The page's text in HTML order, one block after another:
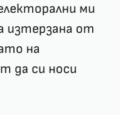
ми
изтерзана от
на
да си носи